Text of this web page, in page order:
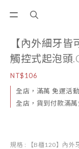
【內外細牙
觸控式起泡頭
NT$106
全店，滿萬 免運活動
全店，貨到付款滿萬
規格 : 【B櫃120】內外